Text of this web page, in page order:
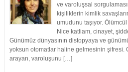
ve varoluşsal
kişiliklerin kimlik
umudunu taşıyor.
Nice katliam, cinayet,
Günümüz dünyasının distopyaya ve
yoksun otomatlar haline gelmesinin şifresi.
arayan, varoluşunu […]